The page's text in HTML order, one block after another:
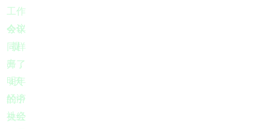
今年
同样
开了
4天
的中
央经
工作
会议
提
出，
明年
经济
社会